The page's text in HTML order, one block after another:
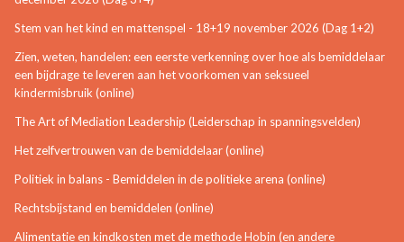
Stem van het kind en mattenspel - 18+19 november 2026 (Dag 1+2)
Zien, weten, handelen: een eerste verkenning over hoe als bemiddelaar
een bijdrage te leveren aan het voorkomen van seksueel
kindermisbruik (online)
The Art of Mediation Leadership (Leiderschap in spanningsvelden)
Het zelfvertrouwen van de bemiddelaar (online)
Politiek in balans - Bemiddelen in de politieke arena (online)
Rechtsbijstand en bemiddelen (online)
Alimentatie en kindkosten met de methode Hobin (en andere